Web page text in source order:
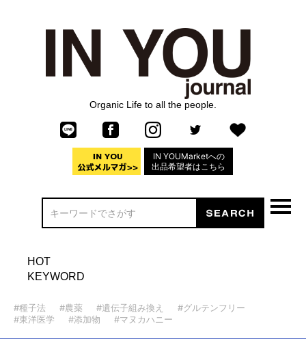
Organic Life to all the people.
IN YOUMarketへの
出品希望者はこちら
HOT
KEYWORD
#種子法 #農薬 #遺伝子組み換え
#グルテンフリー
#東洋医学
#添加物 #マヌカハニー